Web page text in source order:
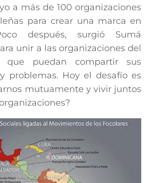
a más de 100 organizaciones
para crear una marca en
después, surgió Sumá
unir a las organizaciones del
que puedan compartir sus
problemas. Hoy el desafío es
mutuamente y vivir juntos